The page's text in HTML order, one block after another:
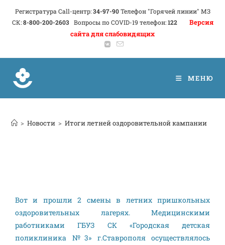
Регистратура Call-центр:34-97-90 Телефон "Горячей линии" МЗ
СК:8-800-200-2603 Вопросы по COVID-19 телефон:122
Версия
сайта для слабовидящих
МЕНЮ
> Новости > Итоги летней оздоровительной кампании
Вот и прошли 2 смены в летних пришкольных
оздоровительных лагерях. Медицинскими
работниками ГБУЗ СК «Городская детская
поликлиника №3» г.Ставрополя осуществлялось